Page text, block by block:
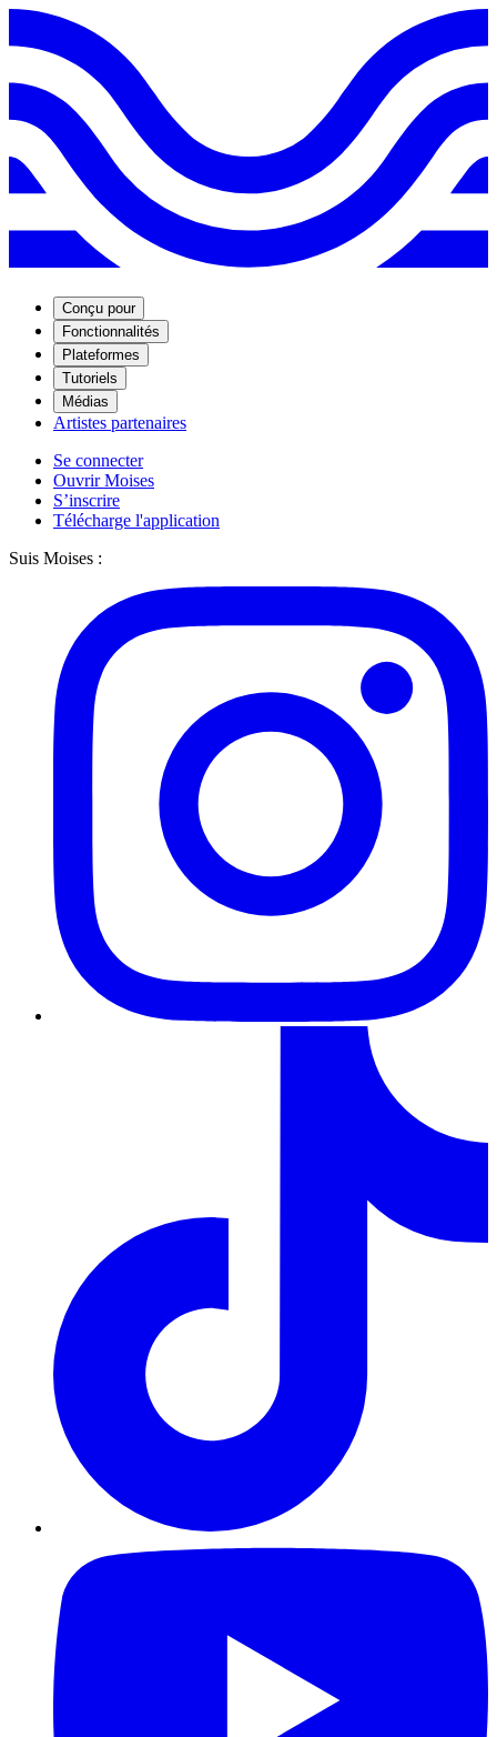
Conçu pour
Fonctionnalités
Plateformes
Tutoriels
Médias
Artistes partenaires
Se connecter
Ouvrir Moises
S’inscrire
Télécharge l'application
Suis Moises :